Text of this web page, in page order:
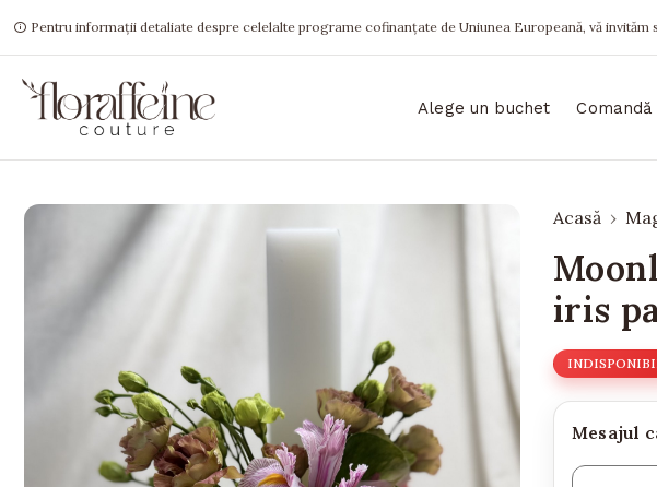
Pentru informații detaliate despre celelalte programe cofinanțate de Uniunea Europeană, vă invităm
Alege un buchet
Acasă
iris
Mesajul